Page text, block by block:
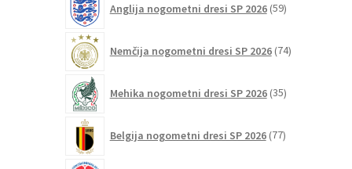
Anglija nogometni dresi SP 2026 59izdelkov
Nemčija nogometni dresi SP 2026 74izdelkov
Mehika nogometni dresi SP 2026 35izdelkov
Belgija nogometni dresi SP 2026 77izdelkov